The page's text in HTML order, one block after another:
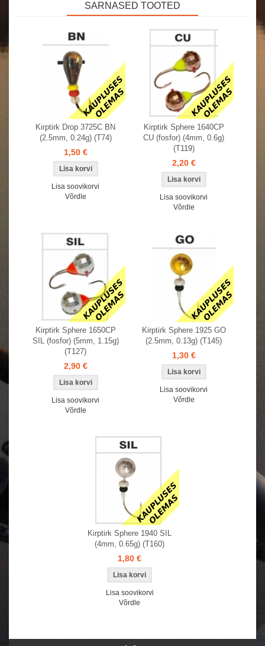
SARNASED TOOTED
Kirptirk Drop 3725C BN
(2.5mm, 0.24g) (T74)
1,50 €
Lisa soovikorvi
Võrdle
Kirptirk Sphere 1640CP
CU (fosfor) (4mm, 0.6g)
(T119)
2,20 €
Lisa soovikorvi
Võrdle
Kirptirk Sphere 1650CP
SIL (fosfor) (5mm, 1.15g)
(T127)
2,90 €
Lisa soovikorvi
Võrdle
Kirptirk Sphere 1925 GO
(2.5mm, 0.13g) (T145)
1,30 €
Lisa soovikorvi
Võrdle
Kirptirk Sphere 1940 SIL
(4mm, 0.65g) (T160)
1,80 €
Lisa soovikorvi
Võrdle